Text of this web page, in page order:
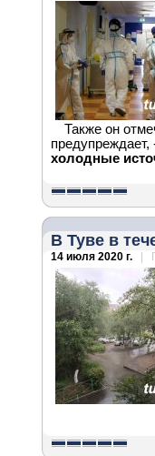
Также он
предупреждает,
холодные
В Туве в
14 июля 2020 г. |